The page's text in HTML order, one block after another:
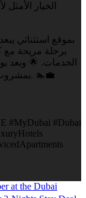
الخيار
بموقع استثنائي
برحلة مريحة مع
الخدمات. 🌟 وبعد
بمشروب بارد على مسبحنا الخارجي مع إطلالاته مذهلة. 🏊💼
#MyDubai #Dubai